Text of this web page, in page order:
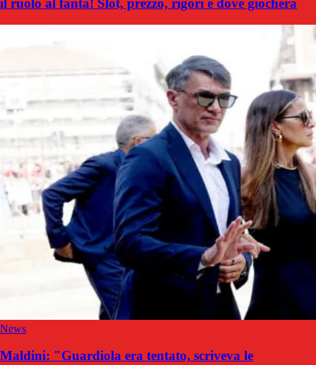
il ruolo al fanta! Slot, prezzo, rigori e dove giocherà
News
Maldini: "Guardiola era tentato, scriveva le